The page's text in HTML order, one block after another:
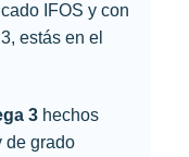
IFOS y con
estás en el
3hechos
de grado